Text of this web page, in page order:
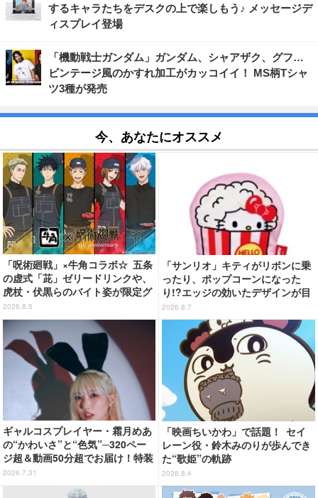
するキャラたちをデスクの上で楽しもう♪ メッセージデ
ィスプレイ登場
「機動戦士ガンダム」ガンダム、シャアザク、グフ…
ビンテージ風のかすれ加工がカッコイイ！ MS柄Tシャ
ツ3種が発売
今、あなたにオススメ
「呪術廻戦」×牛角コラボ☆ 五条
の虚式「茈」ゼリードリンクや、
虎杖・伏黒らのバイト姿が限定グ
ッズに【8月26日～】
2026.8.5
「サンリオ」キティがリボンに乗
ったり、ポップコーンになった
り!?エッジの効いたデザインが目
を引く♪ トートバッグやポーチが
登場
2026.8.7
ギャルコスプレイヤー・霜月めあ
の“かわいさ”と“色気”─320ペー
ジ超＆動画50分超でお届け！特装
合本版のデジタル写真集が登場
2026.7.31
「映画ちいかわ」で話題！ セイ
レーン役・鈴木みのりが歩んでき
た“歌姫”の軌跡
2026.8.4